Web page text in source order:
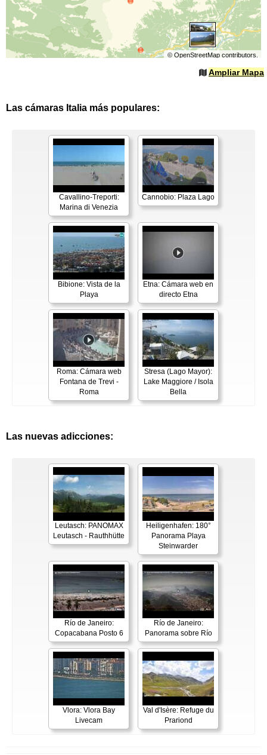
© OpenStreetMapcontributors.
Ampliar Mapa
Las cámaras Italia más populares:
Cavallino-Treporti:
Marina di Venezia
Cannobio: Plaza Lago
Bibione: Vista de la
Playa
Etna: Cámara web en
directo Etna
Roma: Cámara web
Fontana de Trevi -
Roma
Stresa (Lago Mayor):
Lake Maggiore / Isola
Bella
Las nuevas adicciones:
Leutasch: PANOMAX
Leutasch - Rauthhütte
Heiligenhafen: 180°
Panorama Playa
Steinwarder
Río de Janeiro:
Copacabana Posto 6
Río de Janeiro:
Panorama sobre Río
Vlora: Vlora Bay
Livecam
Val d'Isère: Refuge du
Prariond